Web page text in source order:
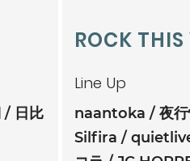
日比
ROCK THIS
Line Up
naantoka
夜
Silfira